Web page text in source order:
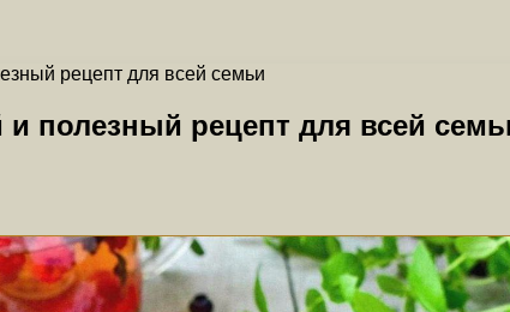
рецепт для всей семьи
полезный рецепт для всей